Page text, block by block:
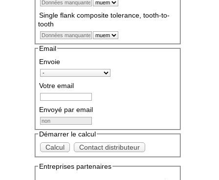
Single flank composite tolerance, tooth-to-
tooth
Email
Envoie
Votre email
Envoyé par email
Démarrer le calcul
Calcul
Contact distributeur
Entreprises partenaires